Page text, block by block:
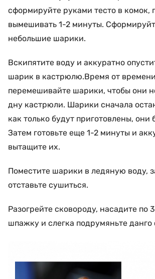
сформируйте руками тесто в комок,
вымешивать 1-2 минуты.
небольшие шарики.
Вскипятите воду и аккуратно
шарик в кастрюлю.Время от времени
перемешивайте шарики, чтобы они
дну кастрюли. Шарики сначала
как только будут приготовлены, они
Затем готовьте еще 1-2 минуты и
вытащите их.
Поместите шарики в ледяную воду,
отставьте сушиться.
Разогрейте сковороду, насадите по
шпажку и слегка подрумяньте данго